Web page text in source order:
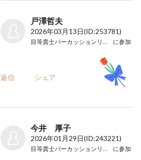
戸澤哲夫
2026年03月13日(ID:253781)
に参加
返信 シェア
今井 厚子
2026年01月29日(ID:243221)
に参加